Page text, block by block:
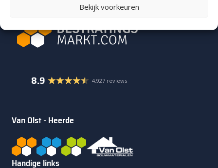
Bekijk voorkeuren
8.9 4.927 reviews
Van Olst - Heerde
Handige links